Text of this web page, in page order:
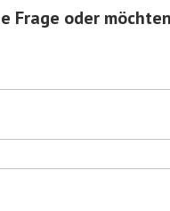
Frage oder